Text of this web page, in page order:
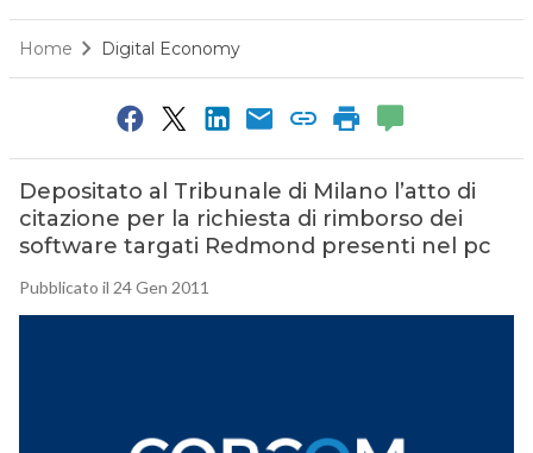
Home Digital Economy
Depositato al Tribunale di Milano l’atto di
citazione per la richiesta di rimborso dei
software targati Redmond presenti nel pc
Pubblicato il 24 Gen 2011